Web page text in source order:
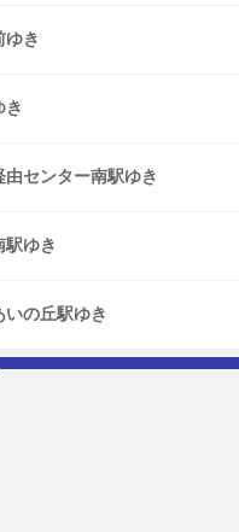
ゆき
き
センター南駅ゆき
駅ゆき
の丘駅ゆき